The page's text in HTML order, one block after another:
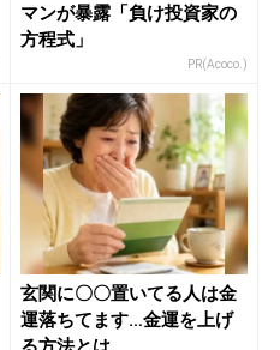
マンが暴露「負け投資家の
方程式」
PR(Acoco.)
玄関に〇〇置いてる人は金
運落ちてます…金運を上げ